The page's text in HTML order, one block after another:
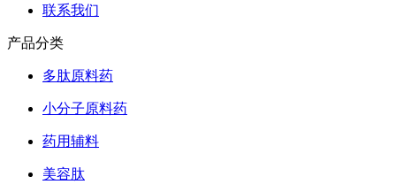
联系我们
产品分类
多肽原料药
小分子原料药
药用辅料
美容肽